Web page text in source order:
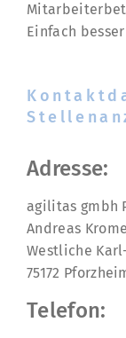
Einfach
Adresse:
agilitas gmbh
Andreas
Westliche
75172
Telefon: